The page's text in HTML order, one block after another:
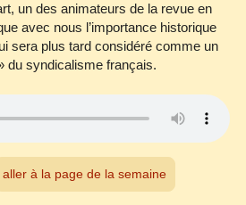
un des animateurs de la revue en
avec nous l’importance historique
sera plus tard considéré comme un
du syndicalisme français.
aller à la page de la semaine